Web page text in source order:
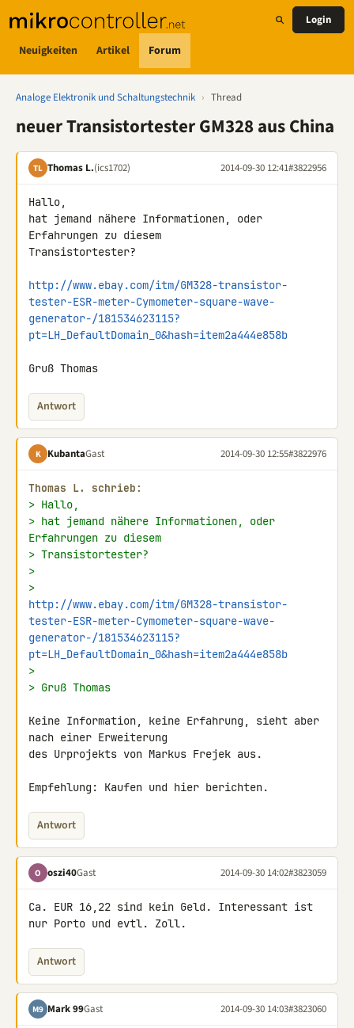
Neuigkeiten Artikel Forum
Login
Analoge Elektronik und Schaltungstechnik › Thread
neuer Transistortester GM328 aus China
TL Thomas L.(ics1702) 2014-09-30 12:41#3822956
Hallo,
hat jemand nähere Informationen, oder
Erfahrungen zu diesem
Transistortester?
http://www.ebay.com/itm/GM328-transistor-
tester-ESR-meter-Cymometer-square-wave-
generator-/181534623115?
pt=LH_DefaultDomain_0&hash=item2a444e858b
Gruß Thomas
Antwort
K KubantaGast 2014-09-30 12:55#3822976
Thomas L. schrieb:
> Hallo,
> hat jemand nähere Informationen, oder
Erfahrungen zu diesem
> Transistortester?
>
>
http://www.ebay.com/itm/GM328-transistor-
tester-ESR-meter-Cymometer-square-wave-
generator-/181534623115?
pt=LH_DefaultDomain_0&hash=item2a444e858b
>
> Gruß Thomas
Keine Information, keine Erfahrung, sieht aber
nach einer Erweiterung
des Urprojekts von Markus Frejek aus.
Empfehlung: Kaufen und hier berichten.
Antwort
O oszi40Gast 2014-09-30 14:02#3823059
Ca. EUR 16,22 sind kein Geld. Interessant ist
nur Porto und evtl. Zoll.
Antwort
M9 Mark 99Gast 2014-09-30 14:03#3823060